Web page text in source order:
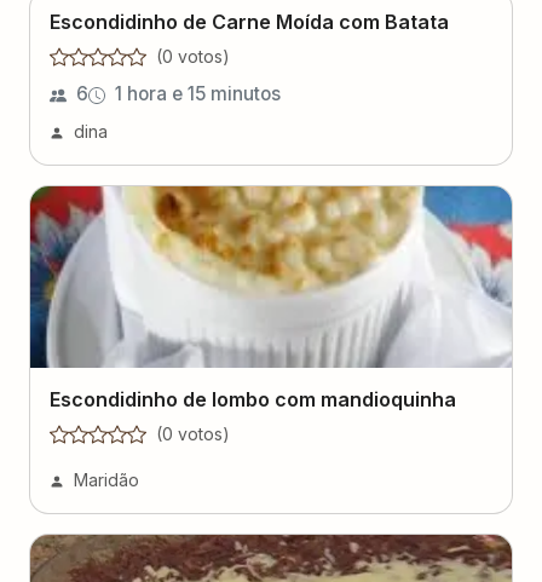
Escondidinho de Carne Moída com Batata
(0 votos)
6 1 hora e 15 minutos
dina
Escondidinho de lombo com mandioquinha
(0 votos)
Maridão